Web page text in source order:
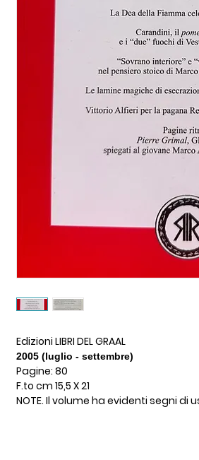
Edizioni LIBRI DEL GRAAL
2005 (luglio - settembre)
Pagine: 80
F.to cm 15,5 X 21
NOTE. Il volume ha evidenti segni